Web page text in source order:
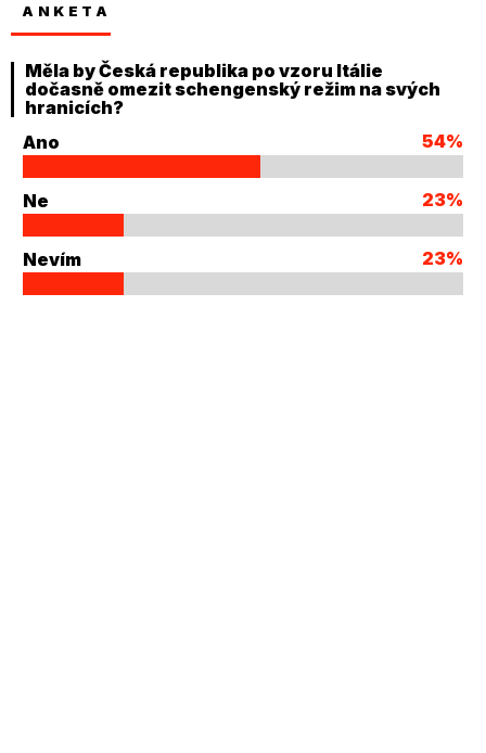
ANKETA
Měla by Česká republika po vzoru Itálie
dočasně omezit schengenský režim na svých
hranicích?
Ano
54%
Ne 23%
Nevím 23%